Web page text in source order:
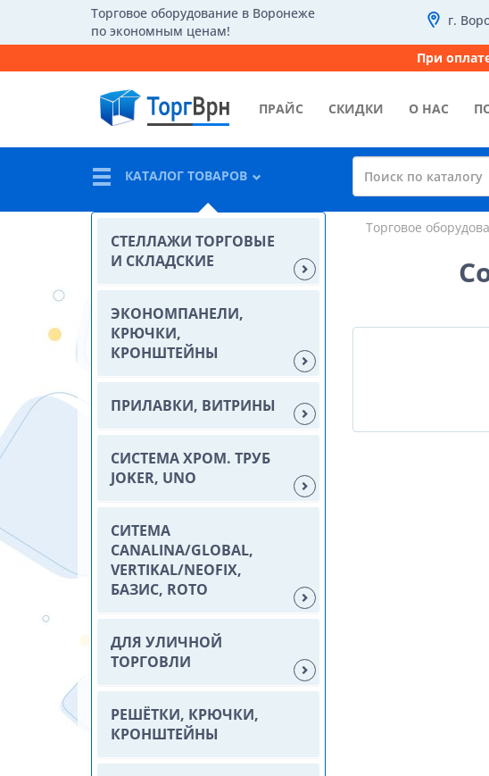
Торговое оборудование в Воронеже
по экономным ценам!
г.
При
ПРАЙС СКИДКИ О НАС
КАТАЛОГ ТОВАРОВ
СТЕЛЛАЖИ ТОРГОВЫЕ
И СКЛАДСКИЕ
ЭКОНОМПАНЕЛИ,
КРЮЧКИ,
КРОНШТЕЙНЫ
ПРИЛАВКИ, ВИТРИНЫ
СИСТЕМА ХРОМ. ТРУБ
JOKER, UNO
СИТЕМА
CANALINA/GLOBAL,
VERTIKAL/NEOFIX,
БАЗИС, ROTO
ДЛЯ УЛИЧНОЙ
ТОРГОВЛИ
РЕШЁТКИ, КРЮЧКИ,
КРОНШТЕЙНЫ
Торговое